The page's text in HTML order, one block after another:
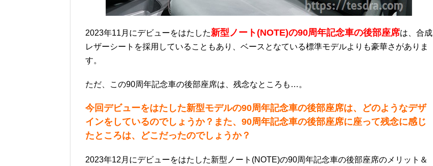
2023年11月にデビューをはたした新型ノート(NOTE)の90周年記念車の後部座席は、合成
レザーシートを採用していることもあり、ベースとなている標準モデルよりも豪華さがありま
す。
ただ、この90周年記念車の後部座席は、残念なところも…。
今回デビューをはたした新型モデルの90周年記念車の後部座席は、どのようなデザ
インをしているのでしょうか？また、90周年記念車の後部座席に座って残念に感じ
たところは、どこだったのでしょうか？
2023年12月にデビューをはたした新型ノート(NOTE)の90周年記念車の後部座席のメリット＆